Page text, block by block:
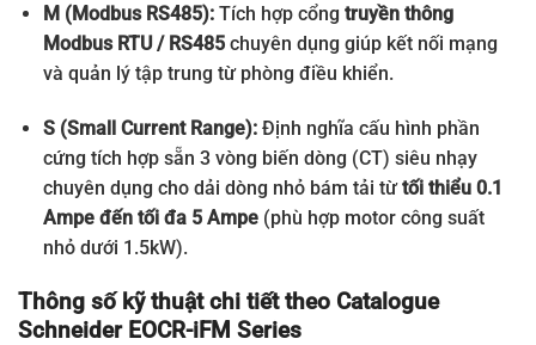
M (Modbus RS485):Tích hợp cổng truyền thông
Modbus RTU / RS485chuyên dụng giúp kết nối mạng
và quản lý tập trung từ phòng điều khiển.
S (Small Current Range):Định nghĩa cấu hình phần
cứng tích hợp sẵn 3 vòng biến dòng (CT) siêu nhạy
chuyên dụng cho dải dòng nhỏ bám tải từtối thiểu 0.1
Ampe đến tối đa 5 Ampe(phù hợp motor công suất
nhỏ dưới 1.5kW).
Thông số kỹ thuật chi tiết theo Catalogue
Schneider EOCR-iFM Series